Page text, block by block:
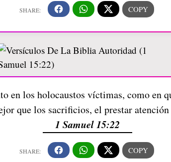
en los holocaustos víctimas, como en
que los sacrificios, el prestar
1 Samuel 15:22